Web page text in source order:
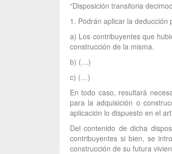
“Disposición transitoria
1. Podrán aplicar la
a) Los contribuyentes que
construcción de la misma.
b) (…)
c) (…)
En todo caso, resultará
para la adquisición o
aplicación lo dispuesto en el
Del contenido de dicha
contribuyentes si bien, se
construcción de su futura